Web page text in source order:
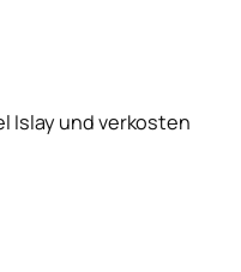
Islay und verkosten